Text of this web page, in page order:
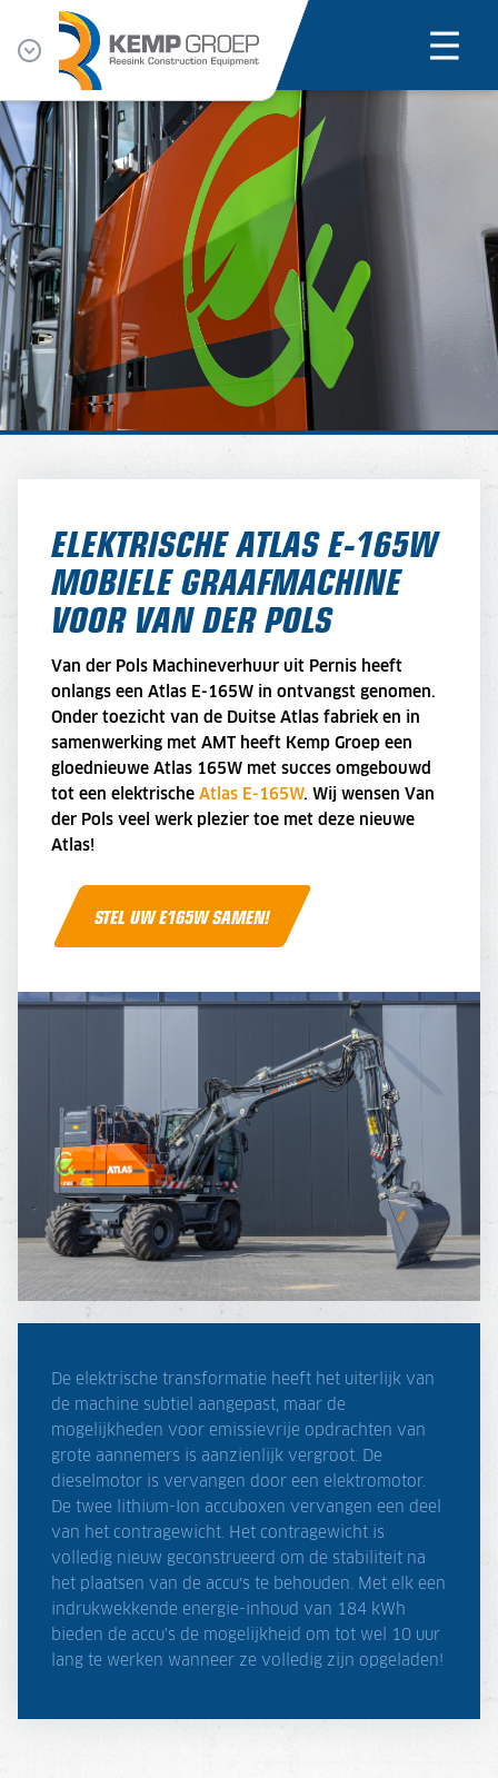
ELEKTRISCHE ATLAS E-165W
MOBIELE GRAAFMACHINE
VOOR VAN DER POLS
Van der Pols Machineverhuur uit Pernis heeft
onlangs een Atlas E-165W in ontvangst genomen.
Onder toezicht van de Duitse Atlas fabriek en in
samenwerking met AMT heeft Kemp Groep een
gloednieuwe Atlas 165W met succes omgebouwd
tot een elektrische Atlas E-165W. Wij wensen Van
der Pols veel werk plezier toe met deze nieuwe
Atlas!
STEL UW E165W SAMEN!
De elektrische transformatie heeft het uiterlijk van
de machine subtiel aangepast, maar de
mogelijkheden voor emissievrije opdrachten van
grote aannemers is aanzienlijk vergroot. De
dieselmotor is vervangen door een elektromotor.
De twee lithium-Ion accuboxen vervangen een deel
van het contragewicht. Het contragewicht is
volledig nieuw geconstrueerd om de stabiliteit na
het plaatsen van de accu’s te behouden. Met elk een
indrukwekkende energie-inhoud van 184 kWh
bieden de accu's de mogelijkheid om tot wel 10 uur
lang te werken wanneer ze volledig zijn opgeladen!